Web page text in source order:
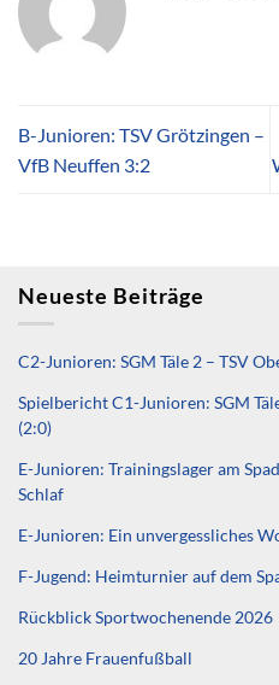
B-Junioren: TSV Grötzingen –
VfB Neuffen 3:2
Neueste Beiträge
C2-Junioren: SGM Täle 2 – TSV
Spielbericht C1-Junioren: SGM
(2:0)
E-Junioren: Trainingslager am
Schlaf
E-Junioren: Ein unvergessliches
F-Jugend: Heimturnier auf dem
Rückblick Sportwochenende 2026
20 Jahre Frauenfußball